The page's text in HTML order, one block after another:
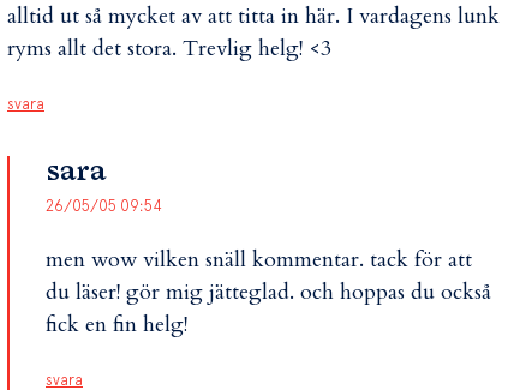
alltid ut så mycket av att titta in här. I vardagens lunk
ryms allt det stora. Trevlig helg! <3
svara
sara
26/05/05 09:54
men wow vilken snäll kommentar. tack för att
du läser! gör mig jätteglad. och hoppas du också
fick en fin helg!
svara